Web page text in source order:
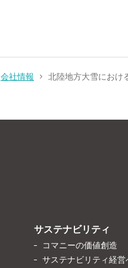
会社情報 北陸地方大雪におけ
サステナビリティ
コマニーの価値創造
サステナビリティ経営